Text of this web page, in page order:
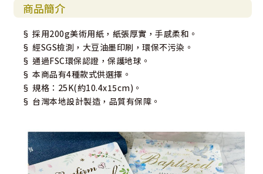
商品簡介
§ 採用200g美術用紙，紙張厚實，手感柔和。
§ 經SGS檢測，大豆油墨印刷，環保不污染。
§ 通過FSC環保認證，保護地球。
§ 本商品有4種款式供選擇。
§ 規格：25K(約10.4x15cm)。
§ 台灣本地設計製造，品質有保障。